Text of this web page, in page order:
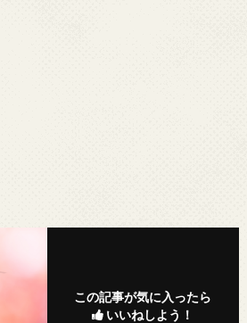
この記事が気に入ったら
いいねしよう！